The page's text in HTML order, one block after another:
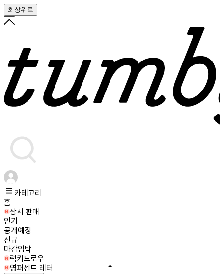
최상위로
카테고리
홈
상시 판매
인기
공개예정
신규
마감임박
럭키드로우
영퍼센트 레터